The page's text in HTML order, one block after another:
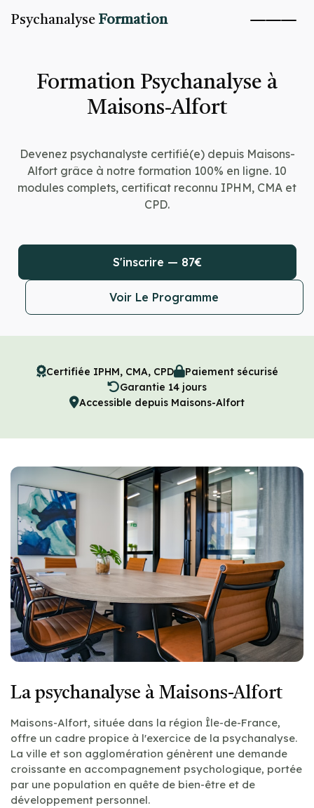
Psychanalyse Formation
Formation Psychanalyse à
Maisons-Alfort
Devenez psychanalyste certifié(e) depuis Maisons-
Alfort grâce à notre formation 100% en ligne. 10
modules complets, certificat reconnu IPHM, CMA et
CPD.
S'inscrire — 87€
Voir Le Programme
Certifiée IPHM, CMA, CPD
Paiement sécurisé
Garantie 14 jours
Accessible depuis Maisons-Alfort
La psychanalyse à Maisons-Alfort
Maisons-Alfort, située dans la région Île-de-France,
offre un cadre propice à l'exercice de la psychanalyse.
La ville et son agglomération génèrent une demande
croissante en accompagnement psychologique, portée
par une population en quête de bien-être et de
développement personnel.